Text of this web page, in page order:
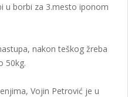
u borbi za 3.mesto iponom
nakon teškog žreba
50kg.
Vojin Petrović je u